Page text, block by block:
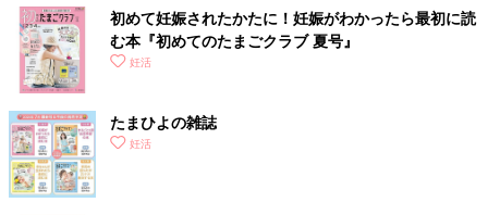
初めて妊娠されたかたに！妊娠がわかったら最初に読
む本『初めてのたまごクラブ 夏号』
妊活
たまひよの雑誌
妊活